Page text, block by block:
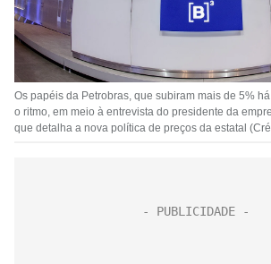
Os papéis da Petrobras, que subiram mais de 5%
o ritmo, em meio à entrevista do presidente da
que detalha a nova política de preços da estatal